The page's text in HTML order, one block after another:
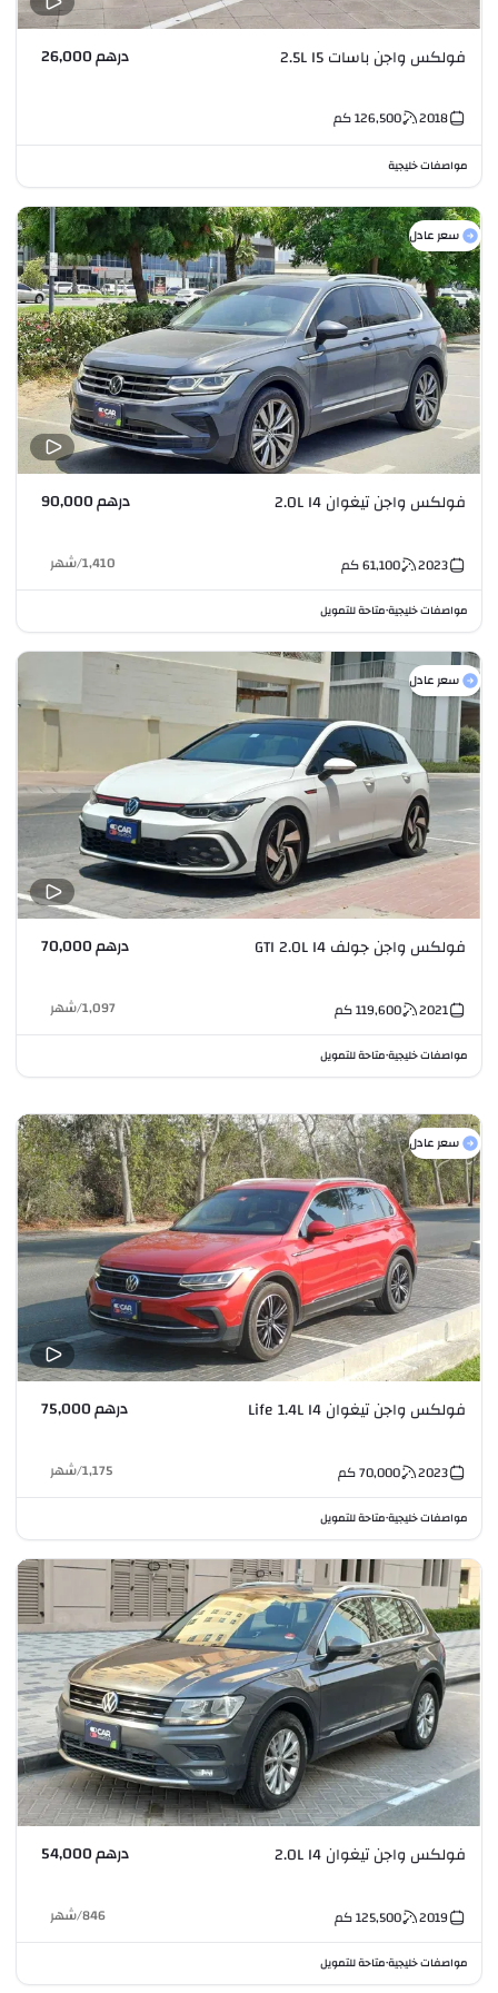
فولكس واجن باسات 2.5L I5 درهم 26,000
2018
126,500كم
مواصفات خليجية
سعر عادل
فولكس واجن تيغوان 2.0L I4 درهم 90,000
2023
61,100كم 1,410
/شهر
مواصفات خليجية•متاحة للتمويل
سعر عادل
فولكس واجن جولف GTI 2.0L I4 درهم 70,000
2021
119,600كم 1,097
/شهر
مواصفات خليجية•متاحة للتمويل
سعر عادل
فولكس واجن تيغوان Life 1.4L I4 درهم 75,000
2023
70,000كم 1,175
/شهر
مواصفات خليجية•متاحة للتمويل
فولكس واجن تيغوان 2.0L I4 درهم 54,000
2019
125,500كم 846
/شهر
مواصفات خليجية•متاحة للتمويل